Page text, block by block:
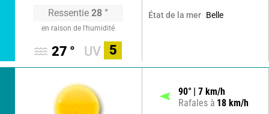
Ressentie 28 °
en raison de l'humidité
27 ° UV 5
État de la mer Belle
90° 7 km/h
Rafales à 18 km/h